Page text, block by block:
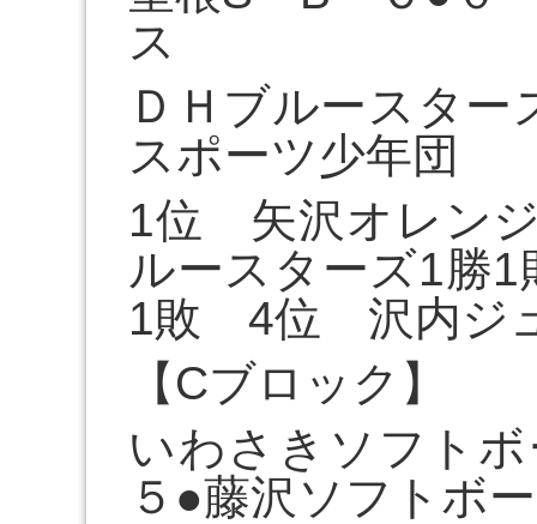
ス
ＤＨブルースタ
スポーツ少年団
1位 矢沢オレン
ルースターズ1
1敗 4位 沢内ジ
【Cブロック】
いわさきソフト
５●藤沢ソフトボ